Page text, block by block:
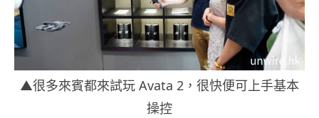
▲很多來賓都來試玩 Avata 2，很快便可上手基本
操控